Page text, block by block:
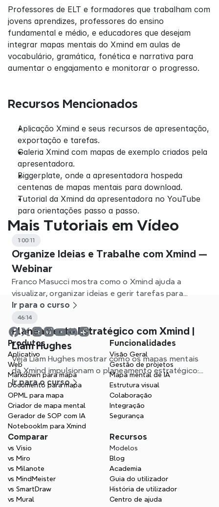
Professores de ELT e formadores que trabalham com
jovens aprendizes, professores do ensino
fundamental e médio, e educadores que desejam
integrar mapas mentais do Xmind em aulas de
vocabulário, gramática, fonética e narrativa para
aumentar o engajamento e monitorar o progresso.
Recursos Mencionados
Aplicação Xmind e seus recursos de apresentação,
exportação e tarefas.
Galeria Xmind com mapas de exemplo criados pela
apresentadora.
Biggerplate, onde a apresentadora hospeda
centenas de mapas mentais para download.
Tutorial da Xmind da apresentadora no YouTube
para orientações passo a passo.
Mais Tutoriais em Vídeo
1:00:11
Organize Ideias e Trabalhe com Xmind —
Webinar
Franco Masucci mostra como o Xmind ajuda a
visualizar, organizar ideias e gerir tarefas para
passar da ideia à ação.
Ir para o curso
46:14
Planeamento Estratégico com Xmind |
Liam Hughes
Veja Liam Hughes mostrar como os mapas mentais
da Xmind impulsionam o planeamento estratégico:
situação, planeamento do futuro e planeamento de
ações.
Ir para o curso
Produtos
Aplicativo
Web
Markdown para mapa
Documento para mapa
OPML para mapa
Criador de mapa mental
Gerador de SOP com IA
Notebooklm para Xmind
Funcionalidades
Visão Geral
Gestão de projetos
Mapa mental de IA
Estrutura visual
Colaboração
Integração
Segurança
Comparar
vs Visio
vs Miro
vs Milanote
vs MindMeister
vs SmartDraw
vs Mural
Recursos
Modelos
Blog
Academia
Guia do utilizador
História de utilizador
Centro de ajuda